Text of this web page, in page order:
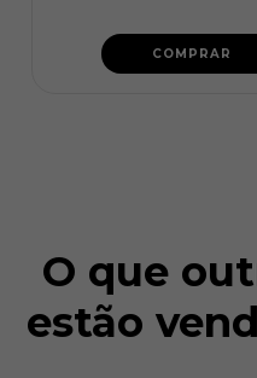
COMPRAR
O que
estão